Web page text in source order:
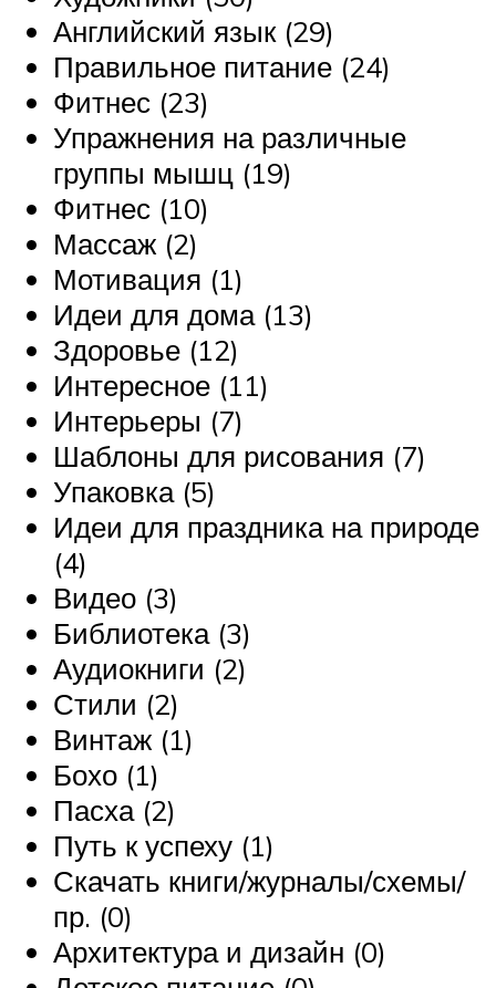
Английский язык (29)
Правильное питание (24)
Фитнес (23)
Упражнения на различные
группы мышц (19)
Фитнес (10)
Массаж (2)
Мотивация (1)
Идеи для дома (13)
Здоровье (12)
Интересное (11)
Интерьеры (7)
Шаблоны для рисования (7)
Упаковка (5)
Идеи для праздника на природе
(4)
Видео (3)
Библиотека (3)
Аудиокниги (2)
Стили (2)
Винтаж (1)
Бохо (1)
Пасха (2)
Путь к успеху (1)
Скачать книги/журналы/схемы/
пр. (0)
Архитектура и дизайн (0)